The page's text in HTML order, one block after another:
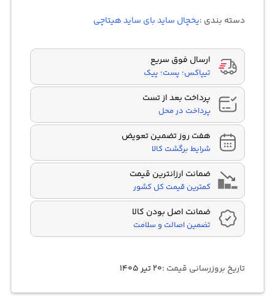
دسته بندی :یخچال ساید بای ساید هیتاچی
ارسال فوق سریع
تیپاکس؛ پست؛ پیک
پرداخت بعد از تست
پرداخت در محل
هفت روز تضمین تعویض
شرایط برگشت کالا
ضمانت ارزانترین قیمت
کمترین قیمت کل کشور
ضمانت اصل بودن کالا
تضمین اصالت و سلامت
تاریخ بروزرسانی قیمت :۲۰ تیر ۱۴۰۵